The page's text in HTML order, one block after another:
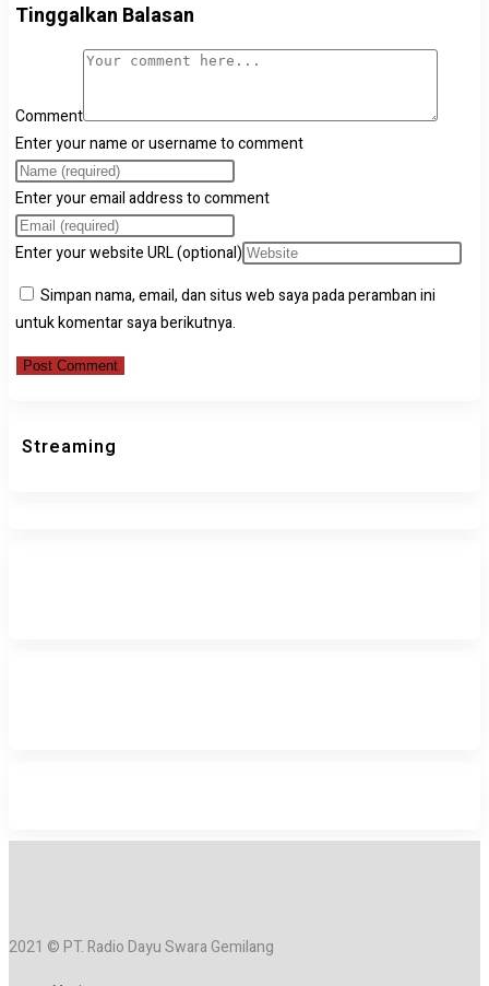
Tinggalkan Balasan
Comment
Enter your name or username to comment
Enter your email address to comment
Enter your website URL (optional)
Simpan nama, email, dan situs web saya pada peramban ini
untuk komentar saya berikutnya.
Streaming
2021 © PT. Radio Dayu Swara Gemilang